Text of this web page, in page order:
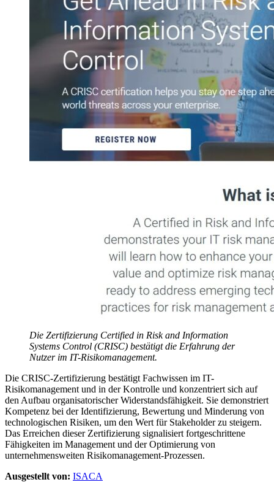
Die Zertifizierung Certified in Risk and Information
Systems Control (CRISC) bestätigt die Erfahrung der
Nutzer im IT-Risikomanagement.
Die CRISC-Zertifizierung bestätigt Fachwissen im IT-
Risikomanagement und in der Kontrolle und konzentriert sich auf
den Aufbau organisatorischer Widerstandsfähigkeit. Sie demonstriert
Kompetenz bei der Identifizierung, Bewertung und Minderung von
technologischen Risiken, um den Wert für Stakeholder zu steigern.
Das Erreichen dieser Zertifizierung signalisiert fortgeschrittene
Fähigkeiten im Management und der Optimierung von
unternehmensweiten Risikomanagement-Prozessen.
Ausgestellt von: ISACA